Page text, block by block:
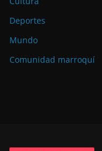
Deportes
Mundo
Comunidad marroquí